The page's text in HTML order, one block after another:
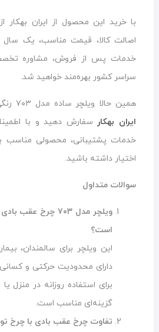
با خرید این محصول از ایران بهکار
خدمات پس از فروش، مشاوره
سراسر کشور بهره‌مند خواهید شد.
همین حالا ویلچر ساده مدل ۷۰۳ رنگی چرخ عقب بادی را از
ایران بهکار سفارش دهید و با
خدمات پشتیبانی، محصولی مناسب
اختیار داشته باشید.
سوالات متداول
ویلچر مدل ۷۰۳ چرخ
است؟
این ویلچر برای سالمندان،
دارای محدودیت حرکتی و
برای استفاده روزانه در منزل یا
گزینه‌ای مناسب است.
تفاوت چرخ عقب بادی با چرخ